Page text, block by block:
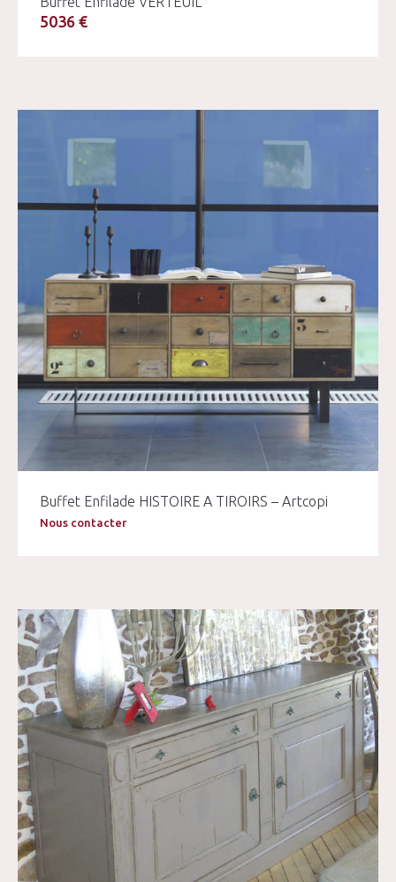
5036 €
Buffet Enfilade HISTOIRE A TIROIRS – Artcopi
Nous contacter